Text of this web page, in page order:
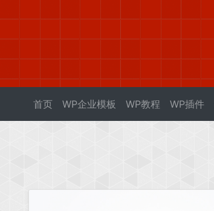
首页 WP企业模板 WP教程 WP插件